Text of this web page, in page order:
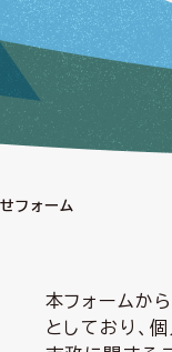
フォーム
本フォームか
としており、